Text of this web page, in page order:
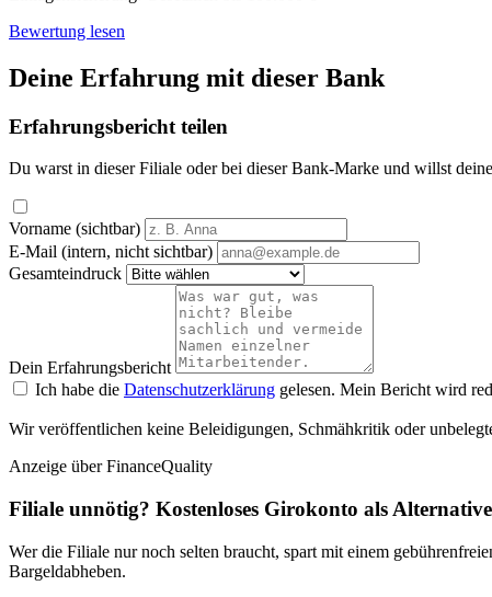
Bewertung lesen
Deine Erfahrung mit dieser Bank
Erfahrungsbericht teilen
Du warst in dieser Filiale oder bei dieser Bank-Marke und willst
Vorname (sichtbar)
E-Mail (intern, nicht sichtbar)
Gesamteindruck
Dein Erfahrungsbericht
Ich habe die Datenschutzerklärung gelesen. Mein Bericht wird
Wir veröffentlichen keine Beleidigungen, Schmähkritik oder
Anzeige über FinanceQuality
Filiale unnötig? Kostenloses Girokonto als Alternative
Wer die Filiale nur noch selten braucht, spart mit einem
Bargeldabheben.